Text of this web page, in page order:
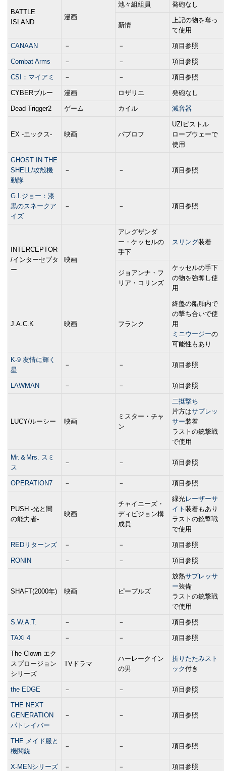
BATTLE
ISLAND
漫画
池々組組員 発砲なし
新情
上記の物を奪っ
て使用
CANAAN － － 項目参照
Combat Arms － － 項目参照
CSI：マイアミ － － 項目参照
CYBERブルー 漫画 ロザリエ 発砲なし
Dead Trigger2 ゲーム カイル 減音器
EX -エックス- 映画 パブロフ
UZIピストル
ロープウェーで
使用
GHOST IN THE
SHELL/攻殻機
動隊
－ － 項目参照
G.I.ジョー：漆
黒のスネークア
イズ
－ － 項目参照
INTERCEPTOR
/インターセプタ
ー
映画
アレグザンダ
ー・ケッセルの
手下
スリング装着
ジョアンナ・フ
リア・コリンズ
ケッセルの手下
の物を強奪し使
用
J.A.C.K 映画 フランク
終盤の船舶内で
の撃ち合いで使
用
ミニウージーの
可能性もあり
K-9 友情に輝く
星
－ － 項目参照
LAWMAN － － 項目参照
LUCY/ルーシー 映画
ミスター・チャ
ン
二挺撃ち
片方はサプレッ
サー装着
ラストの銃撃戦
で使用
Mr.＆Mrs. スミ
ス
－ － 項目参照
OPERATION7 － － 項目参照
PUSH -光と闇
の能力者-
映画
チャイニーズ・
ディビジョン構
成員
緑光レーザーサ
イト 装着もあり
ラストの銃撃戦
で使用
REDリターンズ － － 項目参照
RONIN － － 項目参照
SHAFT(2000年) 映画 ピープルズ
放熱サプレッサ
ー装備
ラストの銃撃戦
で使用
S.W.A.T. － － 項目参照
TAXi 4 － － 項目参照
The Clown エク
スプロージョン
シリーズ
TVドラマ
ハーレークイン
の男
折りたたみスト
ック付き
the EDGE － － 項目参照
THE NEXT
GENERATION
パトレイバー
－ － 項目参照
THE メイド服と
機関銃
－ － 項目参照
X-MENシリーズ － － 項目参照